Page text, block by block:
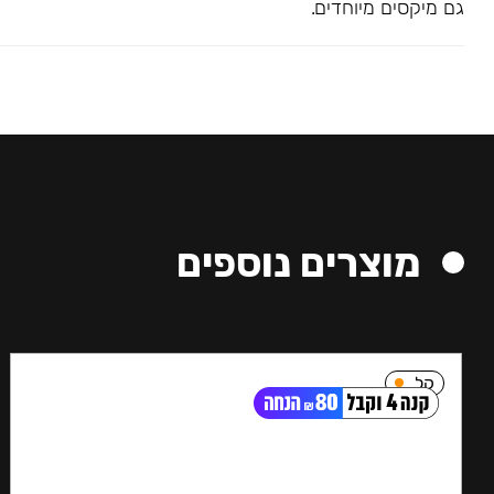
גם מיקסים מיוחדים.
מוצרים נוספים
קל